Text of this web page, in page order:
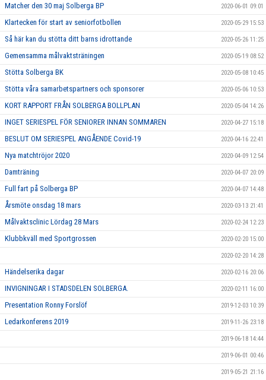
Matcher den 30 maj Solberga BP 2020-06-01 09:01
Klartecken för start av seniorfotbollen 2020-05-29 15:53
Så här kan du stötta ditt barns idrottande 2020-05-26 11:25
Gemensamma målvaktsträningen 2020-05-19 08:52
Stötta Solberga BK 2020-05-08 10:45
Stötta våra samarbetspartners och sponsorer 2020-05-06 10:53
KORT RAPPORT FRÅN SOLBERGA BOLLPLAN 2020-05-04 14:26
INGET SERIESPEL FÖR SENIORER INNAN SOMMAREN 2020-04-27 15:18
BESLUT OM SERIESPEL ANGÅENDE Covid-19 2020-04-16 22:41
Nya matchtröjor 2020 2020-04-09 12:54
Damträning 2020-04-07 20:09
Full fart på Solberga BP 2020-04-07 14:48
Årsmöte onsdag 18 mars 2020-03-13 21:41
Målvaktsclinic Lördag 28 Mars 2020-02-24 12:23
Klubbkväll med Sportgrossen 2020-02-20 15:00
2020-02-20 14:28
Händelserika dagar 2020-02-16 20:06
INVIGNINGAR I STADSDELEN SOLBERGA. 2020-02-11 16:00
Presentation Ronny Forslöf 2019-12-03 10:39
Ledarkonferens 2019 2019-11-26 23:18
2019-06-18 14:44
2019-06-01 00:46
2019-05-21 21:16